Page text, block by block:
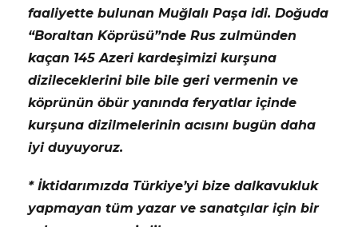
faaliyette bulunan Muğlalı Paşa idi. Doğuda
“Boraltan Köprüsü”nde Rus zulmünden
kaçan 145 Azeri kardeşimizi kurşuna
dizileceklerini bile bile geri vermenin ve
köprünün öbür yanında feryatlar içinde
kurşuna dizilmelerinin acısını bugün daha
iyi duyuyoruz.
* İktidarımızda Türkiye’yi bize dalkavukluk
yapmayan tüm yazar ve sanatçılar için bir